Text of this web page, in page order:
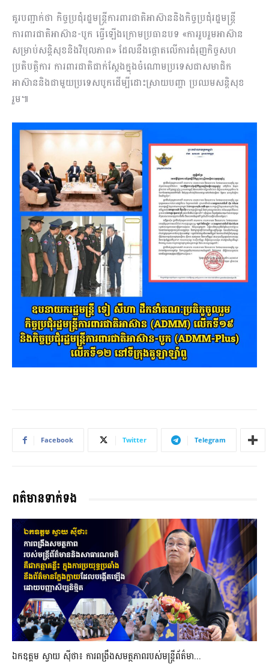
គួរបញ្ជាក់ថា កិច្ចប្រជុំរដ្ឋមន្រ្តីការពារជាតិអាស៊ាននិងកិច្ចប្រជុំរដ្ឋមន្រ្តី
ការពារជាតិអាស៊ាន-បូក ធ្វើឡើងក្រោមប្រធានបទ «ការរួបរួមអាស៊ាន
សម្រាប់សន្តិសុខនិងវិបុលភាព» ដែលនឹងផ្តោតលើការជំរុញកិច្ចសហ
ប្រតិបត្តិការ ការពារជាតិជាក់ស្តែងក្នុងចំណោមប្រទេសជាសមាជិក
អាស៊ាននិងជាមួយប្រទេសបូកដើម្បីដោះស្រាយបញ្ហា ប្រឈមសន្តិសុខ
រួម៕
Facebook Twitter Telegram
ពត៌មានទាក់ទង
ឯកឧត្តម ស្វាយ ស៊ីថា៖ ការពង្រឹងសមត្ថភាពរបស់មន្ត្រីព័ត៌មា...